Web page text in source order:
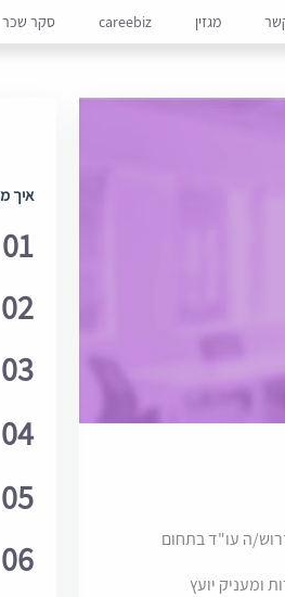
מגזין careebiz סקר שכר
ה עו"ד בתחום
ומעניק יועץ
איך
01
02
03
04
05
06